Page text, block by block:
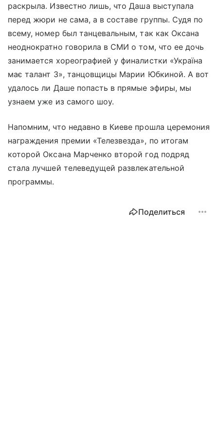
раскрыла. Известно лишь, что Даша выступала
перед жюри не сама, а в составе группы. Судя по
всему, номер был танцевальным, так как Оксана
неоднократно говорила в СМИ о том, что ее дочь
занимается хореографией у финалистки «Україна
має талант 3», танцовщицы Марии Юбкиной. А вот
удалось ли Даше попасть в прямые эфиры, мы
узнаем уже из самого шоу.
Напомним, что недавно в Киеве прошла церемония
награждения премии «Телезвезда», по итогам
которой Оксана Марченко второй год подряд
стала лучшей телеведущей развлекательной
программы.
Поделиться